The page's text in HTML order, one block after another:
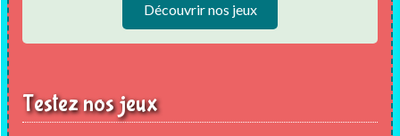
Découvrir nos jeux
Testez nos jeux